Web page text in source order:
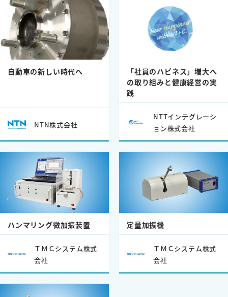
自動車の新しい時代へ
NTN株式会社
「社員のハピネス」増大へ
の取り組みと健康経営の実
践
NTTインテグレーシ
ョン株式会社
ハンマリング微加振装置
ＴＭＣシステム株式
会社
定量加振機
ＴＭＣシステム株式
会社